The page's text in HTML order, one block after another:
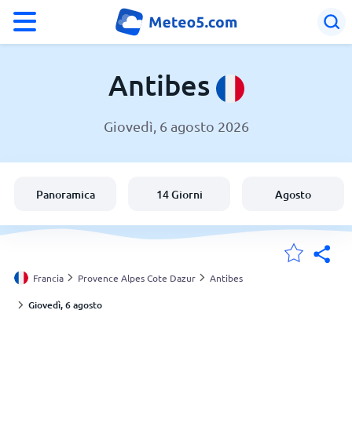
Meteo a Antibes
Italia
Svizzera
Antibes
Giovedì, 6 agosto 2026
Panoramica 14 Giorni Agosto
Francia Provence Alpes Cote Dazur Antibes
Giovedì, 6 agosto